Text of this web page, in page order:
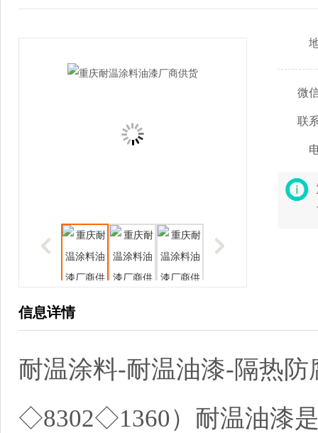
微
联
信息详情
耐温涂料-耐温油漆-隔热
◇8302◇1360）耐温油漆